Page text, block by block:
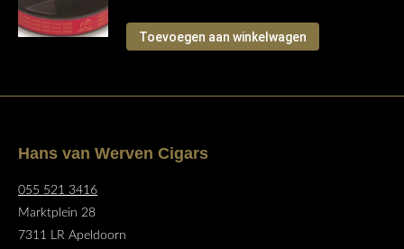
Toevoegen aan winkelwagen
Hans van Werven Cigars
055 521 3416
Marktplein 28
7311 LR Apeldoorn